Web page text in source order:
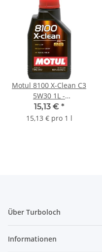
Motul 8100 X-Clean C3
5W30 1L -
vollsynthetisches
Motoröl (102785)
15,13 € *
15,13 € pro 1 l
Über Turboloch
Informationen